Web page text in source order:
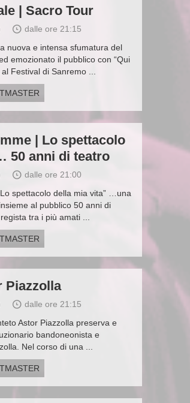
| Sacro Tour
dalle ore 21:15
nuova e intensa sfumatura del
emozionato il pubblico con “Qui
Festival di Sanremo ...
| Lo spettacolo
50 anni di teatro
dalle ore 21:00
spettacolo della mia vita” …una
al pubblico 50 anni di
tra i più amati ...
Piazzolla
dalle ore 21:15
Astor Piazzolla preserva e
bandoneonista e
Nel corso di una ...